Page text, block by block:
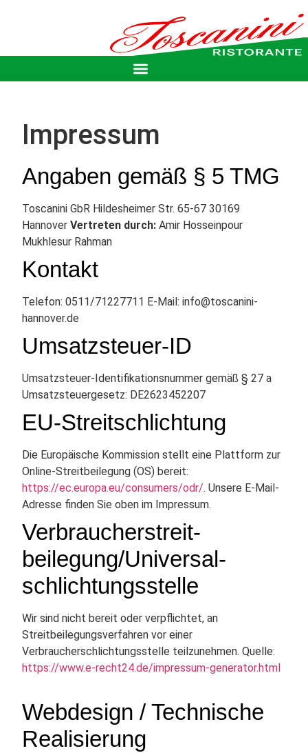
Impressum
Angaben gemäß § 5 TMG
Toscanini GbR Hildesheimer Str. 65-67 30169
HannoverVertreten durch: Amir Hosseinpour
Mukhlesur Rahman
Kontakt
Telefon: 0511/71227711 E-Mail: info@toscanini-
hannover.de
Umsatzsteuer-ID
Umsatzsteuer-Identifikationsnummer gemäß § 27 a
Umsatzsteuergesetz: DE2623452207
EU-Streitschlichtung
Die Europäische Kommission stellt eine Plattform zur
Online-Streitbeilegung (OS) bereit:
https://ec.europa.eu/consumers/odr/. Unsere E-Mail-
Adresse finden Sie oben im Impressum.
Verbraucher­streit­
beilegung/Universal­
schlichtungs­stelle
Wir sind nicht bereit oder verpflichtet, an
Streitbeilegungsverfahren vor einer
Verbraucherschlichtungsstelle teilzunehmen. Quelle:
https://www.e-recht24.de/impressum-generator.html
Webdesign / Technische
Realisierung